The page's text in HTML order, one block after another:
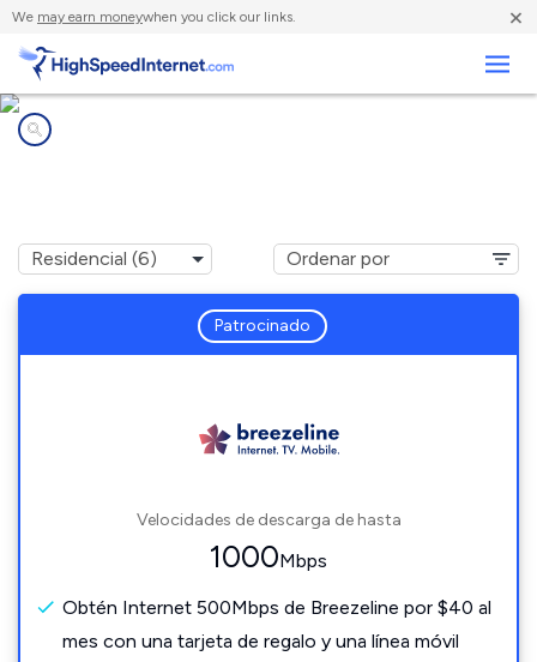
We may earn moneywhen you click our links. ×
Patrocinado
Velocidades de descarga de hasta
1000Mbps
Obtén Internet 500Mbps de Breezeline por $40 al
mes con una tarjeta de regalo y una línea móvil